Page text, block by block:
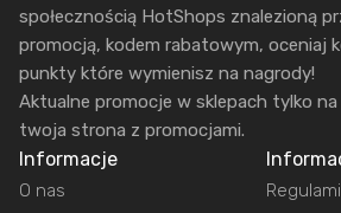
społecznością HotShops znalezioną
promocją, kodem rabatowym, oceniaj
punkty które wymienisz na nagrody!
Aktualne promocje w sklepach tylko
twoja strona z promocjami.
Informacje
O nas